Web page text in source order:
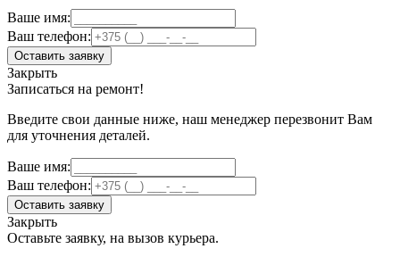
Ваше имя:
Ваш телефон:
Оставить заявку
Закрыть
Записаться на ремонт!
Введите свои данные ниже, наш менеджер перезвонит Вам
для уточнения деталей.
Ваше имя:
Ваш телефон:
Оставить заявку
Закрыть
Оставьте заявку, на вызов курьера.